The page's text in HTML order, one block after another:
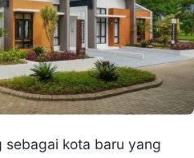
kota baru yang